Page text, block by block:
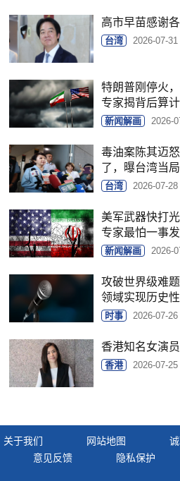
高市早苗感谢
台湾 2026-07-31
特朗普刚停火
专家揭背后算计
新闻解画 2026-
毒油案陈其迈
了，曝台湾当
台湾 2026-07-28
美军武器快打
专家最怕一事
新闻解画 2026-
攻破世界级难
领域实现历史
时事 2026-07-26
香港知名女演
香港 2026-07-25
关于我们 网站地图
意见反馈
隐私保护